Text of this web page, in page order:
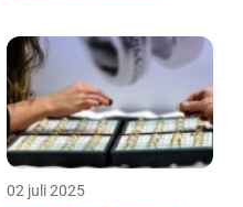
02 juli 2025